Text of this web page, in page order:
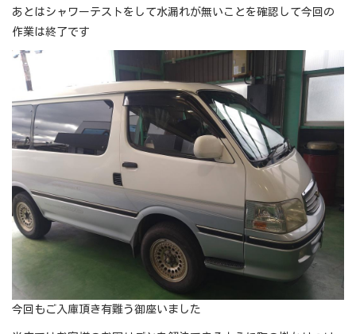
あとはシャワーテストをして水漏れが無いことを確認して今回の
作業は終了です
今回もご入庫頂き有難う御座いました